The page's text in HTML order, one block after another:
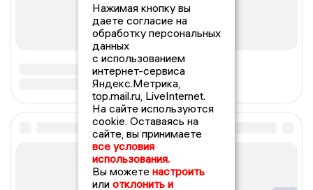
Нажимая кнопку вы
даете согласие на
обработку персональных
данных
с использованием
интернет-сервиса
Яндекс.Метрика,
top.mail.ru, LiveInternet.
На сайте используются
cookie. Оставаясь на
сайте, вы принимаете
все условия
использования.
Вы можете настроить
или отклонить и